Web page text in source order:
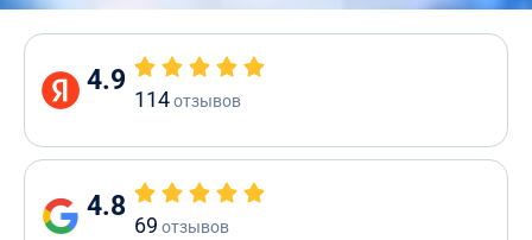
4.9
114отзывов
4.8
69 отзывов